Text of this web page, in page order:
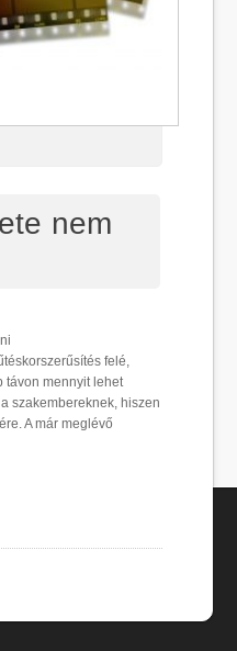
nem
felé,
távon mennyit lehet
szakembereknek, hiszen
A már meglévő